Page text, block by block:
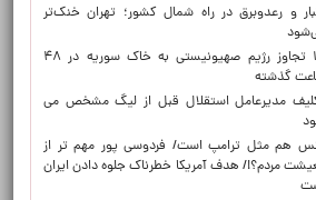
و رعدوبرق در راه شمال کشور؛ تهران خنک‌تر
۱۷ تجاوز رژیم صهیونیستی به خاک سوریه در ۴۸
گذشته
مدیرعامل استقلال قبل از لیگ مشخص می
هم مثل ترامپ است/ فردوسی پور مهم تر از
مردم؟!/ هدف آمریکا خطرناک جلوه دادن ایران